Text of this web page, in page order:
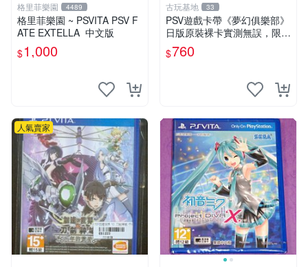
格里菲樂園 4489
格里菲樂園 ~ PSVITA PSV F
ATE EXTELLA 中文版
$1,000
古玩基地 33
PSV遊戲卡帶《夢幻俱樂部》
日版原裝裸卡實測無誤，限S
ONY PSV機支援 psv psv游戲
psv夢幻俱樂部
$760
人氣賣家